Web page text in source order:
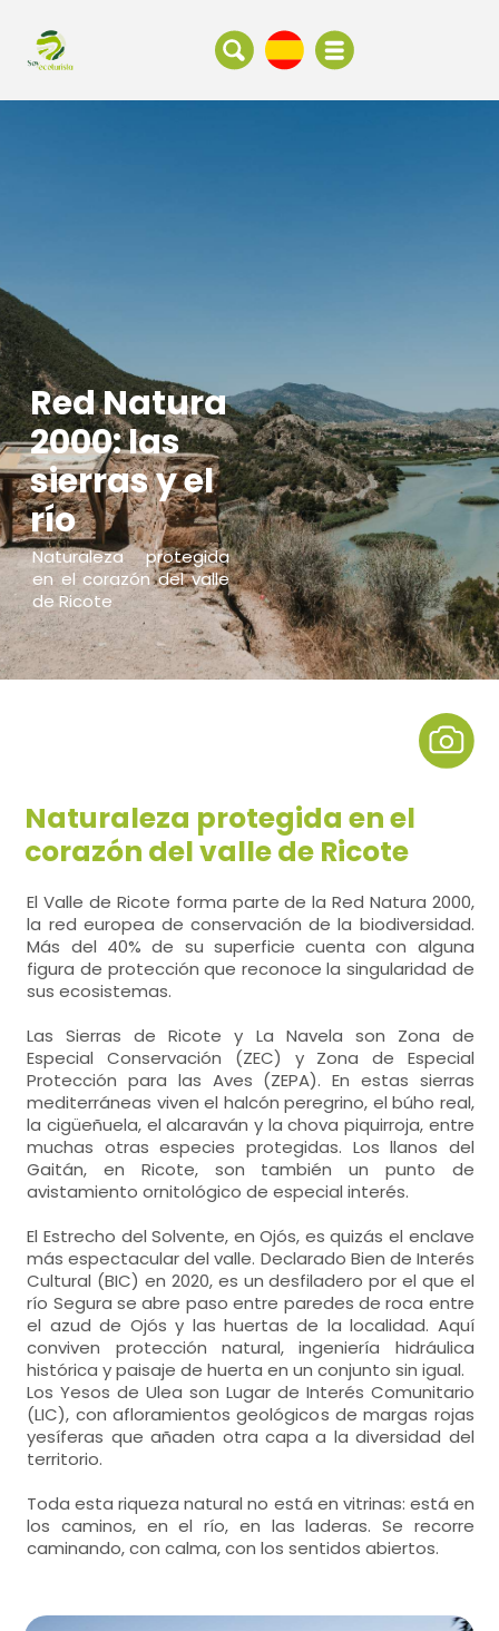
Red Natura
2000: las
sierras y el
río
Naturaleza protegida
en el corazón del valle
de Ricote
Naturaleza protegida en el
corazón del valle de Ricote
El Valle de Ricote forma parte de la Red Natura 2000,
la red europea de conservación de la biodiversidad.
Más del 40% de su superficie cuenta con alguna
figura de protección que reconoce la singularidad de
sus ecosistemas.
Las Sierras de Ricote y La Navela son Zona de
Especial Conservación (ZEC) y Zona de Especial
Protección para las Aves (ZEPA). En estas sierras
mediterráneas viven el halcón peregrino, el búho real,
la cigüeñuela, el alcaraván y la chova piquirroja, entre
muchas otras especies protegidas. Los llanos del
Gaitán, en Ricote, son también un punto de
avistamiento ornitológico de especial interés.
El Estrecho del Solvente, en Ojós, es quizás el enclave
más espectacular del valle. Declarado Bien de Interés
Cultural (BIC) en 2020, es un desfiladero por el que el
río Segura se abre paso entre paredes de roca entre
el azud de Ojós y las huertas de la localidad. Aquí
conviven protección natural, ingeniería hidráulica
histórica y paisaje de huerta en un conjunto sin igual.
Los Yesos de Ulea son Lugar de Interés Comunitario
(LIC), con afloramientos geológicos de margas rojas
yesíferas que añaden otra capa a la diversidad del
territorio.
Toda esta riqueza natural no está en vitrinas: está en
los caminos, en el río, en las laderas. Se recorre
caminando, con calma, con los sentidos abiertos.